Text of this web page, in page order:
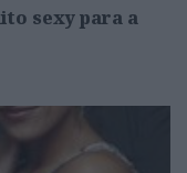
sexy para a